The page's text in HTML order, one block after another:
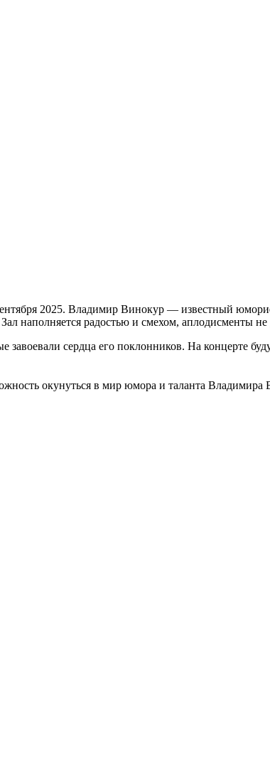
2025. Владимир Винокур — известный
наполняется радостью и смехом, аплодисменты
сердца его поклонников. На концерте
окунуться в мир юмора и таланта Владимира